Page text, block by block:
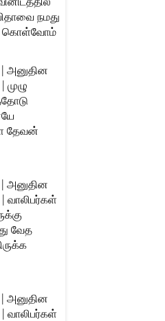
நமது
கொள்வோம்
| அனுதின
முழு
தேவன்
| அனுதின
வாலிபர்கள்
வேத
| அனுதின
வாலிபர்கள்